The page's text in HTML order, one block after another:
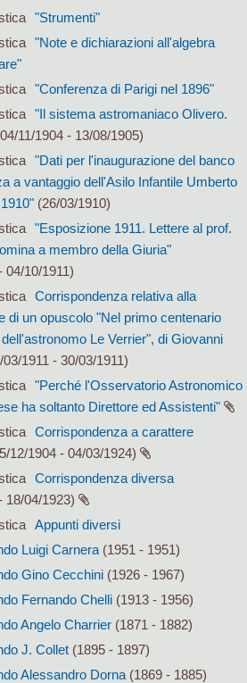
"Strumenti"
"Note e dichiarazioni all'algebra
"Conferenza di Parigi nel 1896"
"Il sistema astromaniaco Olivero.
11/1904 - 13/08/1905)
"Dati per l'inaugurazione del banco
a vantaggio dell'Asilo Infantile Umberto
(26/03/1910)
"Esposizione 1911. Lettere al prof.
a membro della Giuria"
04/10/1911)
Corrispondenza relativa alla
di un opuscolo "Nel primo centenario
Le Verrier", di Giovanni
1911 - 30/03/1911)
"Perché l'Osservatorio Astronomico
ha soltanto Direttore ed Assistenti"
Corrispondenza a carattere
12/1904 - 04/03/1924)
Corrispondenza diversa
18/04/1923)
Appunti diversi
Luigi Carnera (1951 - 1951)
Gino Cecchini (1926 - 1967)
Fernando Chelli (1913 - 1956)
Angelo Charrier (1871 - 1882)
J. Collet (1895 - 1897)
Alessandro Dorna (1869 - 1885)